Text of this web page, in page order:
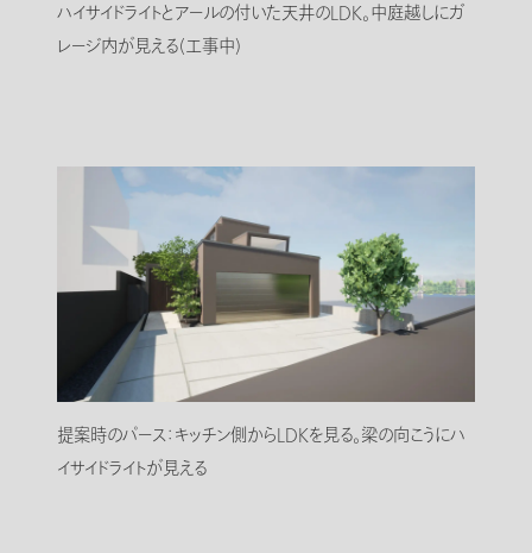
ハイサイドライトとアールの付いた天井のLDK。中庭越しにガ
レージ内が見える(工事中)
提案時のパース：キッチン側からLDKを見る。梁の向こうにハ
イサイドライトが見える